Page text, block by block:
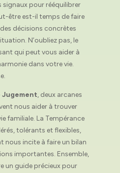
pour rééquilibrer
être est-il temps de faire
décisions concrètes
N’oubliez pas, le
qui peut vous aider à
dans votre vie.
Jugement, deux arcanes
nous aider à trouver
familiale. La Tempérance
tolérants et flexibles,
nous incite à faire un bilan
importantes. Ensemble,
un guide précieux pour